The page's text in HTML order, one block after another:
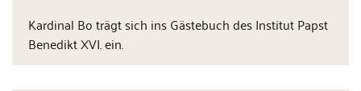
Kardinal Bo trägt sich ins Gästebuch des Institut Papst
Benedikt XVI. ein.